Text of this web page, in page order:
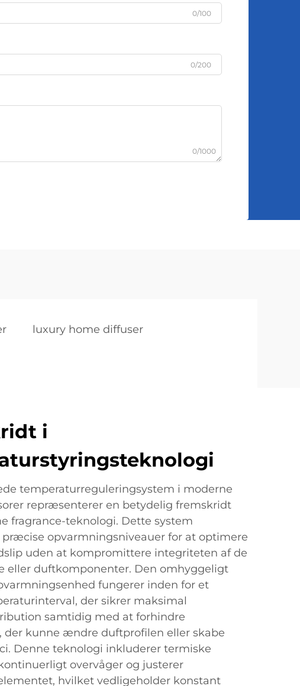
0/100
0/200
0/1000
luxury home diffuser
i
temperaturreguleringsystem i moderne
repræsenterer en betydelig fremskridt
fragrance-teknologi. Dette system
opvarmningsniveauer for at optimere
uden at kompromittere integriteten af de
eller duftkomponenter. Den omhyggeligt
fungerer inden for et
der sikrer maksimal
samtidig med at forhindre
der kunne ændre duftprofilen eller skabe
Denne teknologi inkluderer termiske
overvåger og justerer
hvilket vedligeholder konstant